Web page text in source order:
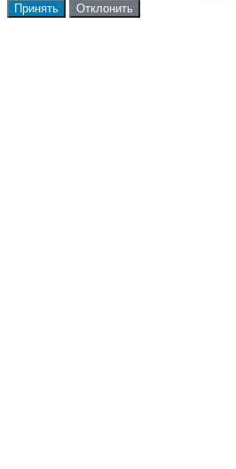
Принять Отклонить